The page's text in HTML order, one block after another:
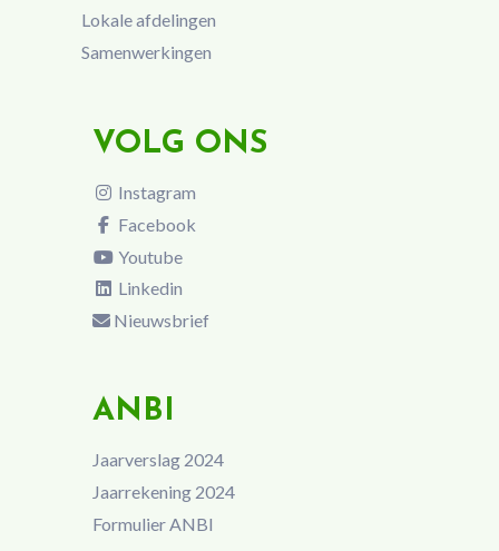
Lokale afdelingen
Samenwerkingen
VOLG ONS
Instagram
Facebook
Youtube
Linkedin
Nieuwsbrief
ANBI
Jaarverslag 2024
Jaarrekening 2024
Formulier ANBI